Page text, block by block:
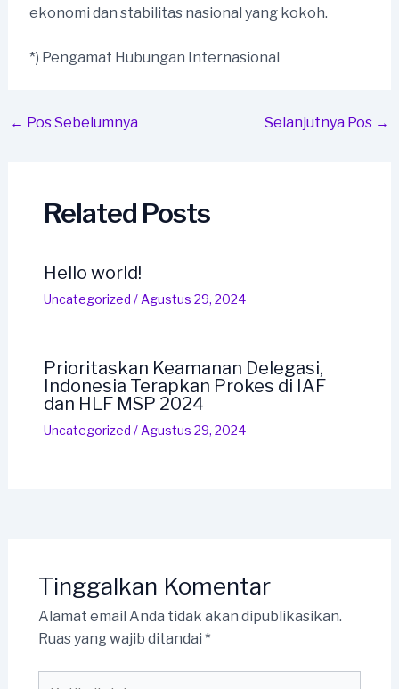
ekonomi dan stabilitas nasional yang kokoh.
*) Pengamat Hubungan Internasional
Post
← Pos Sebelumnya Selanjutnya Pos →
Related Posts
Hello world!
Uncategorized / Agustus 29, 2024
Prioritaskan Keamanan Delegasi,
Indonesia Terapkan Prokes di IAF
dan HLF MSP 2024
Uncategorized / Agustus 29, 2024
Tinggalkan Komentar
Alamat email Anda tidak akan dipublikasikan.
Ruas yang wajib ditandai *